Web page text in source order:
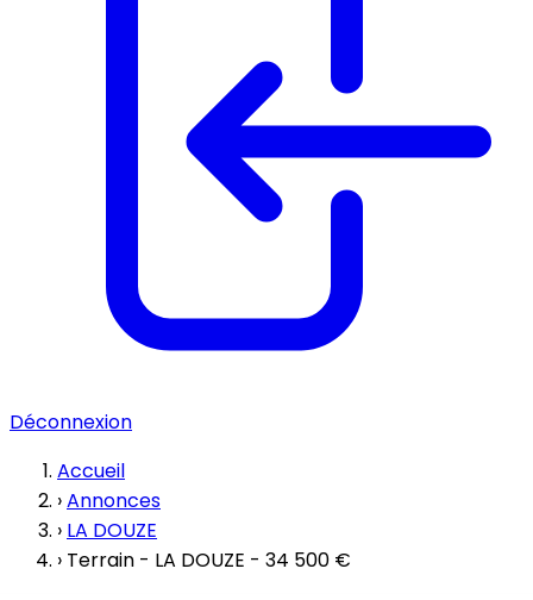
Déconnexion
Accueil
›Annonces
› LA DOUZE
› Terrain - LA DOUZE - 34 500 €